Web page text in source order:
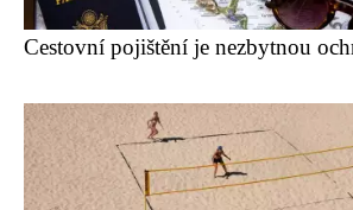
Cestovní pojištění je nezbytnou